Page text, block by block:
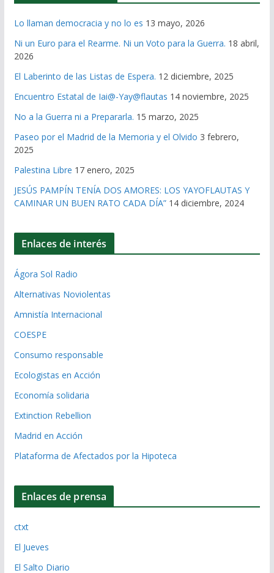
Lo llaman democracia y no lo es 13 mayo, 2026
Ni un Euro para el Rearme. Ni un Voto para la Guerra. 18 abril,
2026
El Laberinto de las Listas de Espera. 12 diciembre, 2025
Encuentro Estatal de Iai@-Yay@flautas 14 noviembre, 2025
No a la Guerra ni a Prepararla. 15 marzo, 2025
Paseo por el Madrid de la Memoria y el Olvido 3 febrero,
2025
Palestina Libre 17 enero, 2025
JESÚS PAMPÍN TENÍA DOS AMORES: LOS YAYOFLAUTAS Y
CAMINAR UN BUEN RATO CADA DÍA” 14 diciembre, 2024
Enlaces de interés
Ágora Sol Radio
Alternativas Noviolentas
Amnistía Internacional
COESPE
Consumo responsable
Ecologistas en Acción
Economía solidaria
Extinction Rebellion
Madrid en Acción
Plataforma de Afectados por la Hipoteca
Enlaces de prensa
ctxt
El Jueves
El Salto Diario